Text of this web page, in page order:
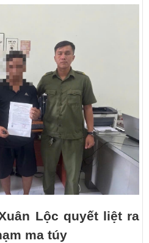
Lộc quyết liệt ra
ma túy